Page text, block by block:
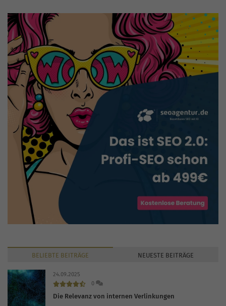
BELIEBTE BEITRÄGE NEUESTE BEITRÄGE
24.09.2025
0
Die Relevanz von internen Verlinkungen